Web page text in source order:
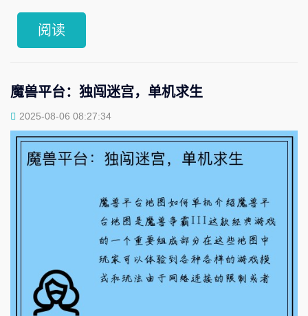
阅读
魔兽平台：独闯迷宫，单机求生
2025-08-06 08:27:34